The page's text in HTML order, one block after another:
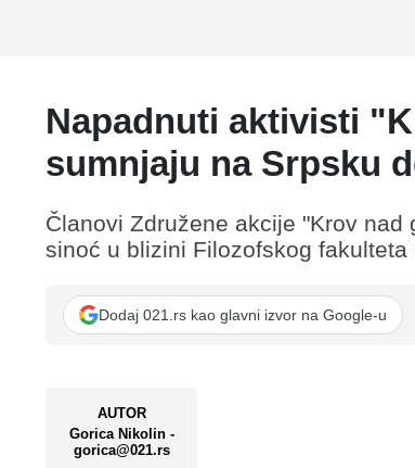
Napadnuti aktivisti
sumnjaju na Srpsku
AUTOR
Gorica Nikolin -
gorica@021.rs
Članovi Združene akcije "Krov
sinoć u blizini Filozofskog
Dodaj 021.rs kao glavni izvor na Google-u